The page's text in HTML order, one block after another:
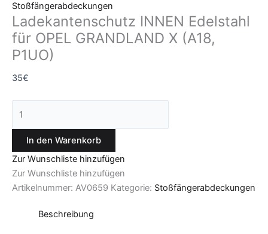
Stoßfängerabdeckungen
Ladekantenschutz INNEN Edelstahl
für OPEL GRANDLAND X (A18,
P1UO)
35€
In den Warenkorb
Zur Wunschliste hinzufügen
Zur Wunschliste hinzufügen
Artikelnummer: AV0659 Kategorie: Stoßfängerabdeckungen
Beschreibung